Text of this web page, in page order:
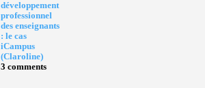
développement
professionnel
des enseignants
: le cas
iCampus
(Claroline)
3 comments